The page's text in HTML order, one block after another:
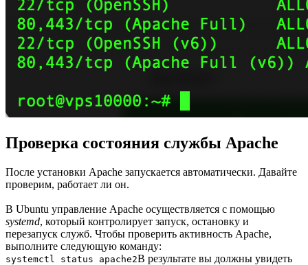
Проверка состояния службы Apache
После установки Apache запускается автоматически. Давайте
проверим, работает ли он.
В Ubuntu управление Apache осуществляется с помощью
systemd, который контролирует запуск, остановку и
перезапуск служб. Чтобы проверить активность Apache,
выполните следующую команду:
systemctl status apache2В результате вы должны увидеть